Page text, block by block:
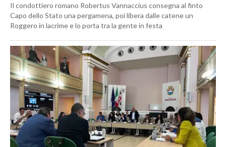
Il condottiero romano Robertus Vannaccius consegna al finto
Capo dello Stato una pergamena, poi libera dalle catene un
Roggero in lacrime e lo porta tra la gente in festa